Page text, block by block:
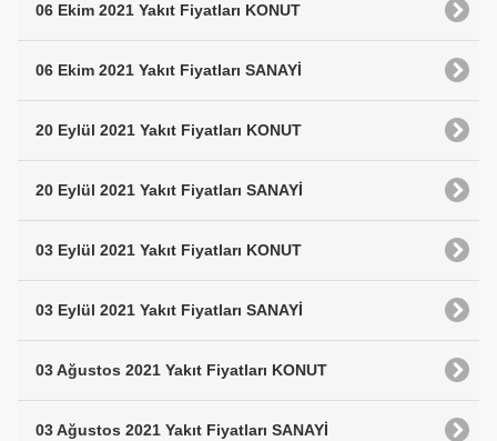
06 Ekim 2021 Yakıt Fiyatları KONUT
06 Ekim 2021 Yakıt Fiyatları SANAYİ
20 Eylül 2021 Yakıt Fiyatları KONUT
20 Eylül 2021 Yakıt Fiyatları SANAYİ
03 Eylül 2021 Yakıt Fiyatları KONUT
03 Eylül 2021 Yakıt Fiyatları SANAYİ
03 Ağustos 2021 Yakıt Fiyatları KONUT
03 Ağustos 2021 Yakıt Fiyatları SANAYİ